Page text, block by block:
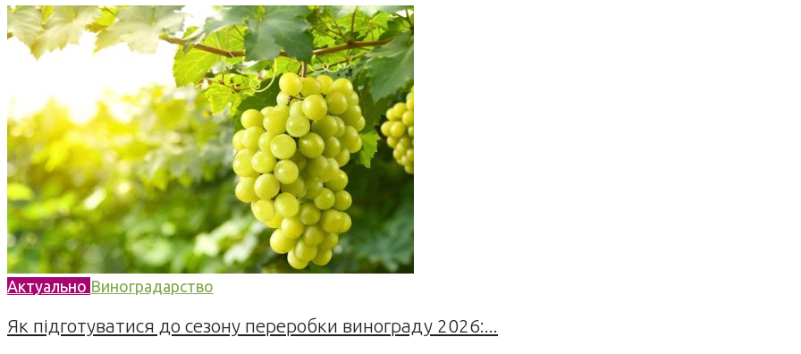
Актуально Виноградарство
Як підготуватися до сезону переробки винограду 2026:...